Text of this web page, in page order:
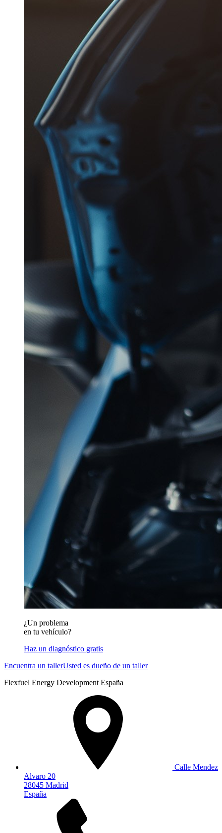
¿Un problema
en tu vehículo?
Haz un diagnóstico gratis
Encuentra un tallerUsted es dueño de un taller
Flexfuel Energy Development España
Calle Mendez
Alvaro 20
28045 Madrid
España